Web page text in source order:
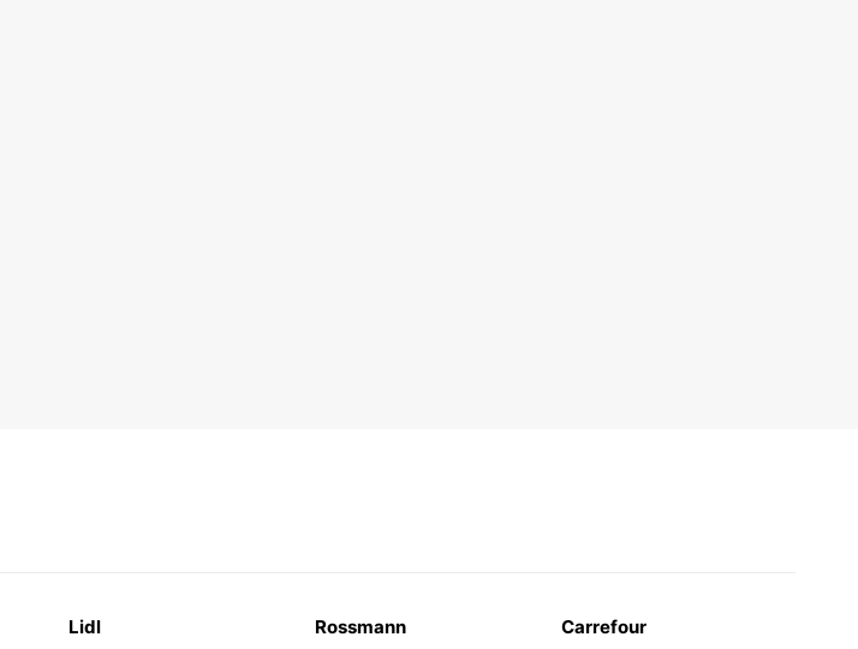
Lidl Rossmann
Carrefour